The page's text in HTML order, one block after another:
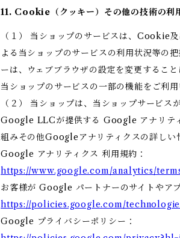
11. Cookie（クッキー）その他の技術の利
（１） 当ショップのサービスは、Cookie
よる当ショップのサービスの利用状況等の
ーは、ウェブブラウザの設定を変更するこ
当ショップのサービスの一部の機能をご利
（２） 当ショップは、当ショップサービ
Google LLCが提供する Google アナリテ
組みその他Googleアナリティクスの詳しい
Google アナリティクス 利用規約：
https://www.google.com/analytics/
お客様が Google パートナーのサイトやア
https://policies.google.com/
Google プライバシーポリシー：